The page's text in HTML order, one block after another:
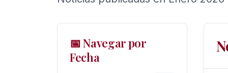
📅 Navegar por
Fecha